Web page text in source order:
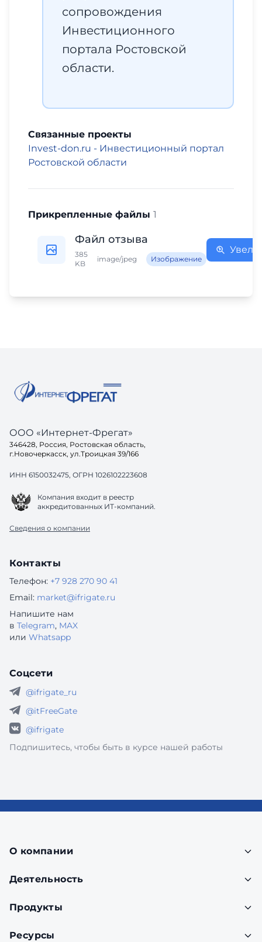
сопровождения
Инвестиционного
портала Ростовской
области.
Связанные проекты
Invest-don.ru - Инвестиционный портал
Ростовской области
Прикрепленные файлы 1
Файл отзыва
385
KB
image/jpeg Изображение
ООО «Интернет-Фрегат»
346428, Россия, Ростовская область,
г.Новочеркасск, ул.Троицкая 39/166
ИНН 6150032475, ОГРН 1026102223608
Компания входит в реестр
аккредитованных ИТ-компаний.
Сведения о компании
Контакты
Телефон: +7 928 270 90 41
Email: market@ifrigate.ru
Напишите нам
в Telegram, MAX
или Whatsapp
Соцсети
@ifrigate_ru
@itFreeGate
@ifrigate
Подпишитесь, чтобы быть в курсе нашей работы
О компании
Деятельность
Продукты
Ресурсы